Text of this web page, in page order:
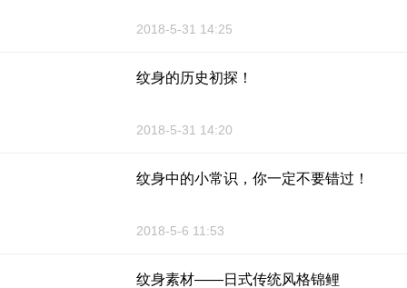
2018-5-31 14:25
纹身的历史初探！
2018-5-31 14:20
纹身中的小常识，你一定不要错过！
2018-5-6 11:53
纹身素材——日式传统风格锦鲤